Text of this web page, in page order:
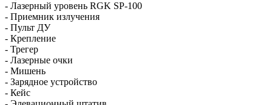
- Лазерный уровень RGK SP-100
- Приемник излучения
- Пульт ДУ
- Крепление
- Трегер
- Лазерные очки
- Мишень
- Зарядное устройство
- Кейс